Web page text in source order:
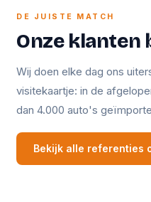
DE JUISTE MATCH
Onze klanten
Wij doen elke dag ons
visitekaartje: in de
dan 4.000 auto's
Bekijk alle referenties